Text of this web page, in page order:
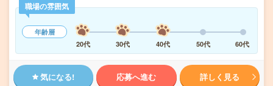
職場の雰囲気
年齢層
20代
30代 40代 50代 60代
気になる! 応募へ進む 詳しく見る